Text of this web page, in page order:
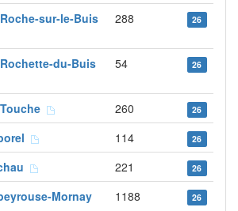
sur-le-Buis 288 26
du-Buis 54 26
260 26
114 26
221 26
Mornay 1188 26